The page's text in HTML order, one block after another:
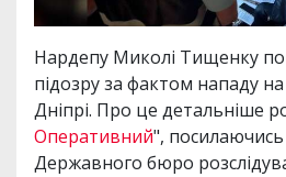
Нардепу Миколі Тищенку
підозру за фактом нападу
Дніпрі. Про це детальніше
Оперативний",
Державного бюро